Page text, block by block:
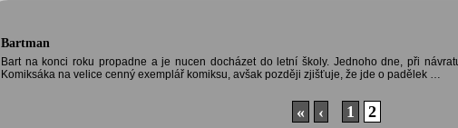
Bartman
Bart na konci roku propadne a je nucen docházet do letní školy. Jednoho dne, při
Komiksáka na velice cenný exemplář komiksu, avšak později zjišťuje, že jde o padělek …
« ‹ 1 2